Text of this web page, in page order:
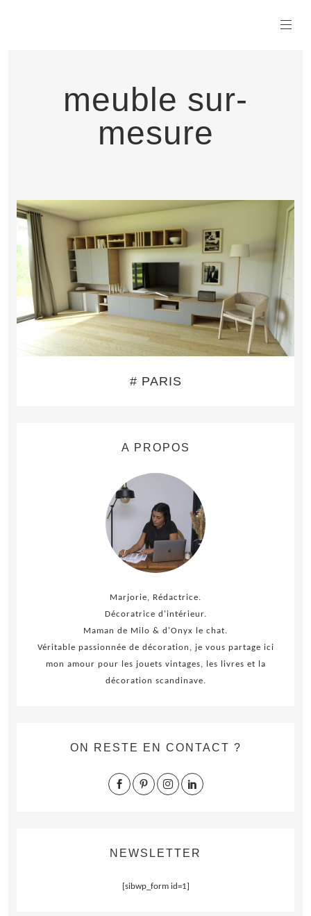
meuble sur-
mesure
LIRE LA SUITE
# PARIS
A PROPOS
Marjorie, Rédactrice.
Décoratrice d'intérieur.
Maman de Milo & d'Onyx le chat.
Véritable passionnée de décoration, je vous partage ici
mon amour pour les jouets vintages, les livres et la
décoration scandinave.
ON RESTE EN CONTACT ?
NEWSLETTER
[sibwp_form id=1]